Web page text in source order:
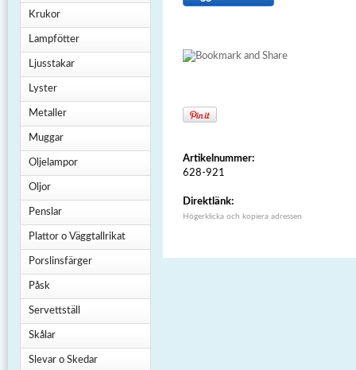
Krukor
Lampfötter
Ljusstakar
Lyster
Metaller
Muggar
Oljelampor
Oljor
Penslar
Plattor o Väggtallrikat
Porslinsfärger
Påsk
Servettställ
Skålar
Slevar o Skedar
Artikelnummer:
628-921
Direktlänk:
Högerklicka och kopiera adressen